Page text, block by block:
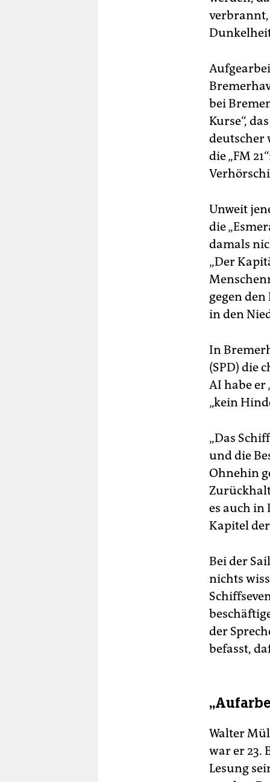
verbrannt,
bei
Kurse“,
deutscher
die „FM
Unweit
die
damals
„Der
gegen
in den
In
(SPD) die
AI habe er
„kein
„Das
und die
Ohnehin
es auch in
Kapitel
Bei der
nichts
der
befasst,
Walter
war er 23.
Lesung